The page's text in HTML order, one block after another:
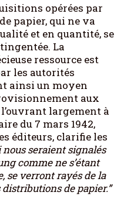
opérées par
papier, qui ne va
et en quantité, se
La
ressource est
les autorités
ainsi un moyen
aux
largement à
du 7 mars 1942,
éditeurs, clarifie les
nous seraient signalés
comme ne s’étant
se verront rayés de la
de papier.”